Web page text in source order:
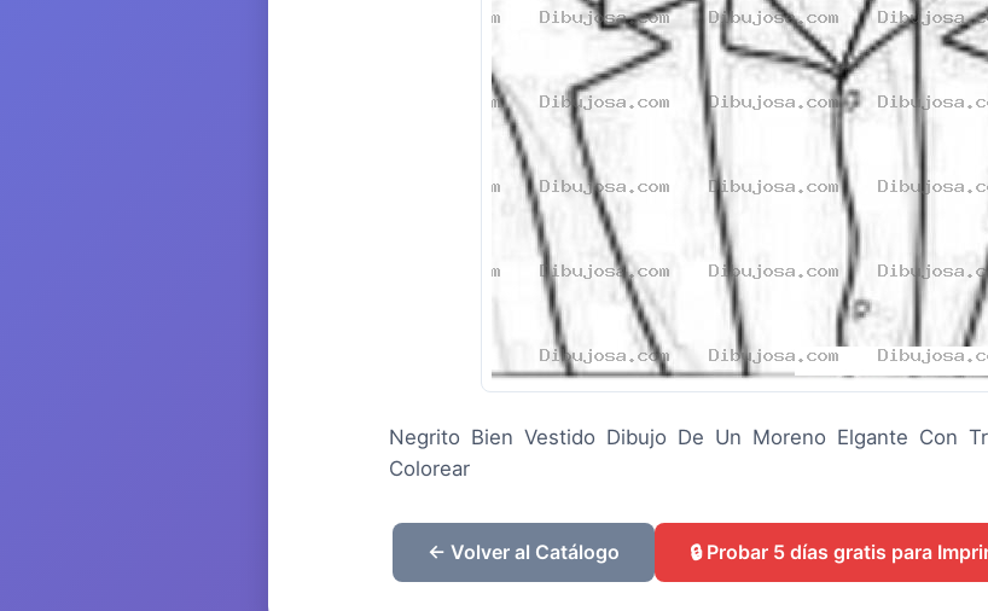
Negrito Bien Vestido Dibujo De Un Moreno Elgante Con
Colorear
← Volver al Catálogo 🔒 Probar 5 días gratis para